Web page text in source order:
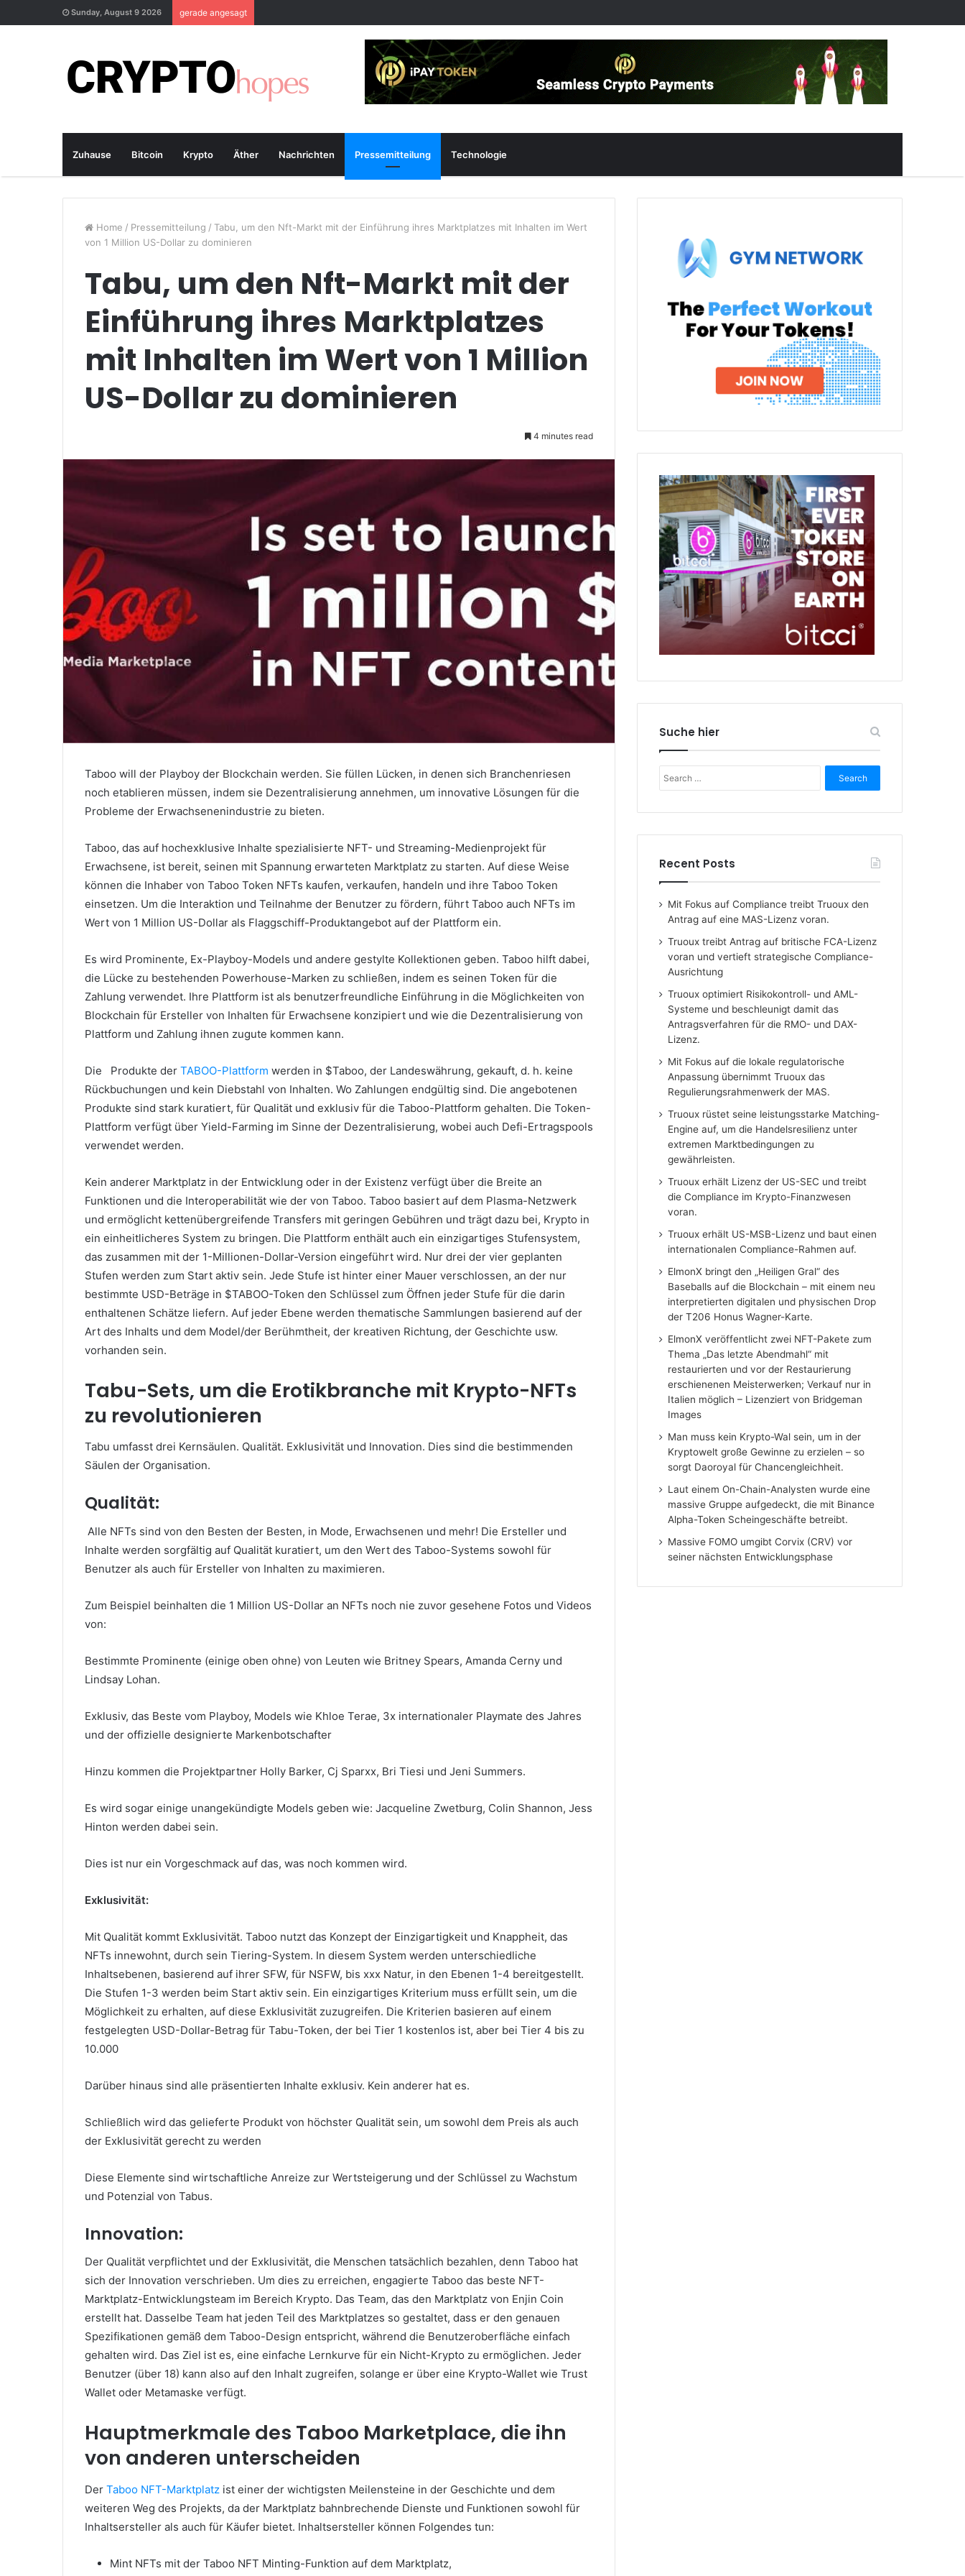
Sunday, August 9 2026 gerade angesagt
Zuhause Bitcoin Krypto Äther Nachrichten Pressemitteilung Technologie
Home / Pressemitteilung / Tabu, um den Nft-Markt mit der Einführung ihres Marktplatzes mit Inhalten im Wert
von 1 Million US-Dollar zu dominieren
Tabu, um den Nft-Markt mit der
Einführung ihres Marktplatzes
mit Inhalten im Wert von 1 Million
US-Dollar zu dominieren
4 minutes read
Taboo will der Playboy der Blockchain werden. Sie füllen Lücken, in denen sich Branchenriesen
noch etablieren müssen, indem sie Dezentralisierung annehmen, um innovative Lösungen für die
Probleme der Erwachsenenindustrie zu bieten.
Taboo, das auf hochexklusive Inhalte spezialisierte NFT- und Streaming-Medienprojekt für
Erwachsene, ist bereit, seinen mit Spannung erwarteten Marktplatz zu starten. Auf diese Weise
können die Inhaber von Taboo Token NFTs kaufen, verkaufen, handeln und ihre Taboo Token
einsetzen. Um die Interaktion und Teilnahme der Benutzer zu fördern, führt Taboo auch NFTs im
Wert von 1 Million US-Dollar als Flaggschiff-Produktangebot auf der Plattform ein.
Es wird Prominente, Ex-Playboy-Models und andere gestylte Kollektionen geben. Taboo hilft dabei,
die Lücke zu bestehenden Powerhouse-Marken zu schließen, indem es seinen Token für die
Zahlung verwendet. Ihre Plattform ist als benutzerfreundliche Einführung in die Möglichkeiten von
Blockchain für Ersteller von Inhalten für Erwachsene konzipiert und wie die Dezentralisierung von
Plattform und Zahlung ihnen zugute kommen kann.
Die Produkte der TABOO-Plattform werden in $Taboo, der Landeswährung, gekauft, d. h. keine
Rückbuchungen und kein Diebstahl von Inhalten. Wo Zahlungen endgültig sind. Die angebotenen
Produkte sind stark kuratiert, für Qualität und exklusiv für die Taboo-Plattform gehalten. Die Token-
Plattform verfügt über Yield-Farming im Sinne der Dezentralisierung, wobei auch Defi-Ertragspools
verwendet werden.
Kein anderer Marktplatz in der Entwicklung oder in der Existenz verfügt über die Breite an
Funktionen und die Interoperabilität wie der von Taboo. Taboo basiert auf dem Plasma-Netzwerk
und ermöglicht kettenübergreifende Transfers mit geringen Gebühren und trägt dazu bei, Krypto in
ein einheitlicheres System zu bringen. Die Plattform enthält auch ein einzigartiges Stufensystem,
das zusammen mit der 1-Millionen-Dollar-Version eingeführt wird. Nur drei der vier geplanten
Stufen werden zum Start aktiv sein. Jede Stufe ist hinter einer Mauer verschlossen, an der nur
bestimmte USD-Beträge in $TABOO-Token den Schlüssel zum Öffnen jeder Stufe für die darin
enthaltenen Schätze liefern. Auf jeder Ebene werden thematische Sammlungen basierend auf der
Art des Inhalts und dem Model/der Berühmtheit, der kreativen Richtung, der Geschichte usw.
vorhanden sein.
Tabu-Sets, um die Erotikbranche mit Krypto-NFTs
zu revolutionieren
Tabu umfasst drei Kernsäulen. Qualität. Exklusivität und Innovation. Dies sind die bestimmenden
Säulen der Organisation.
Qualität:
Alle NFTs sind von den Besten der Besten, in Mode, Erwachsenen und mehr! Die Ersteller und
Inhalte werden sorgfältig auf Qualität kuratiert, um den Wert des Taboo-Systems sowohl für
Benutzer als auch für Ersteller von Inhalten zu maximieren.
Zum Beispiel beinhalten die 1 Million US-Dollar an NFTs noch nie zuvor gesehene Fotos und Videos
von:
Bestimmte Prominente (einige oben ohne) von Leuten wie Britney Spears, Amanda Cerny und
Lindsay Lohan.
Exklusiv, das Beste vom Playboy, Models wie Khloe Terae, 3x internationaler Playmate des Jahres
und der offizielle designierte Markenbotschafter
Hinzu kommen die Projektpartner Holly Barker, Cj Sparxx, Bri Tiesi und Jeni Summers.
Es wird sogar einige unangekündigte Models geben wie: Jacqueline Zwetburg, Colin Shannon, Jess
Hinton werden dabei sein.
Dies ist nur ein Vorgeschmack auf das, was noch kommen wird.
Exklusivität:
Mit Qualität kommt Exklusivität. Taboo nutzt das Konzept der Einzigartigkeit und Knappheit, das
NFTs innewohnt, durch sein Tiering-System. In diesem System werden unterschiedliche
Inhaltsebenen, basierend auf ihrer SFW, für NSFW, bis xxx Natur, in den Ebenen 1-4 bereitgestellt.
Die Stufen 1-3 werden beim Start aktiv sein. Ein einzigartiges Kriterium muss erfüllt sein, um die
Möglichkeit zu erhalten, auf diese Exklusivität zuzugreifen. Die Kriterien basieren auf einem
festgelegten USD-Dollar-Betrag für Tabu-Token, der bei Tier 1 kostenlos ist, aber bei Tier 4 bis zu
10.000
Darüber hinaus sind alle präsentierten Inhalte exklusiv. Kein anderer hat es.
Schließlich wird das gelieferte Produkt von höchster Qualität sein, um sowohl dem Preis als auch
der Exklusivität gerecht zu werden
Diese Elemente sind wirtschaftliche Anreize zur Wertsteigerung und der Schlüssel zu Wachstum
und Potenzial von Tabus.
Innovation:
Der Qualität verpflichtet und der Exklusivität, die Menschen tatsächlich bezahlen, denn Taboo hat
sich der Innovation verschrieben. Um dies zu erreichen, engagierte Taboo das beste NFT-
Marktplatz-Entwicklungsteam im Bereich Krypto. Das Team, das den Marktplatz von Enjin Coin
erstellt hat. Dasselbe Team hat jeden Teil des Marktplatzes so gestaltet, dass er den genauen
Spezifikationen gemäß dem Taboo-Design entspricht, während die Benutzeroberfläche einfach
gehalten wird. Das Ziel ist es, eine einfache Lernkurve für ein Nicht-Krypto zu ermöglichen. Jeder
Benutzer (über 18) kann also auf den Inhalt zugreifen, solange er über eine Krypto-Wallet wie Trust
Wallet oder Metamaske verfügt.
Hauptmerkmale des Taboo Marketplace, die ihn
von anderen unterscheiden
Der Taboo NFT-Marktplatz ist einer der wichtigsten Meilensteine ​​in der Geschichte und dem
weiteren Weg des Projekts, da der Marktplatz bahnbrechende Dienste und Funktionen sowohl für
Inhaltsersteller als auch für Käufer bietet. Inhaltsersteller können Folgendes tun:
Mint NFTs mit der Taboo NFT Minting-Funktion auf dem Marktplatz,
Suche hier
for:
Recent Posts
Mit Fokus auf Compliance treibt Truoux den
Antrag auf eine MAS-Lizenz voran.
Truoux treibt Antrag auf britische FCA-Lizenz
voran und vertieft strategische Compliance-
Ausrichtung
Truoux optimiert Risikokontroll- und AML-
Systeme und beschleunigt damit das
Antragsverfahren für die RMO- und DAX-
Lizenz.
Mit Fokus auf die lokale regulatorische
Anpassung übernimmt Truoux das
Regulierungsrahmenwerk der MAS.
Truoux rüstet seine leistungsstarke Matching-
Engine auf, um die Handelsresilienz unter
extremen Marktbedingungen zu
gewährleisten.
Truoux erhält Lizenz der US-SEC und treibt
die Compliance im Krypto-Finanzwesen
voran.
Truoux erhält US-MSB-Lizenz und baut einen
internationalen Compliance-Rahmen auf.
ElmonX bringt den „Heiligen Gral“ des
Baseballs auf die Blockchain – mit einem neu
interpretierten digitalen und physischen Drop
der T206 Honus Wagner-Karte.
ElmonX veröffentlicht zwei NFT-Pakete zum
Thema „Das letzte Abendmahl“ mit
restaurierten und vor der Restaurierung
erschienenen Meisterwerken; Verkauf nur in
Italien möglich – Lizenziert von Bridgeman
Images
Man muss kein Krypto-Wal sein, um in der
Kryptowelt große Gewinne zu erzielen – so
sorgt Daoroyal für Chancengleichheit.
Laut einem On-Chain-Analysten wurde eine
massive Gruppe aufgedeckt, die mit Binance
Alpha-Token Scheingeschäfte betreibt.
Massive FOMO umgibt Corvix (CRV) vor
seiner nächsten Entwicklungsphase